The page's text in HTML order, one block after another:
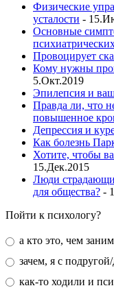
Физические
усталости -
Основные
Провоцирует
Кому нужны
5.Окт.2019
Эпилепсия и
Правда ли, что
повышенное
Депрессия и
Как болезнь
Хотите, чтобы
15.Дек.2015
Люди
для общества? -
Пойти к психологу?
а кто это, чем
зачем, я с
как-то ходили и